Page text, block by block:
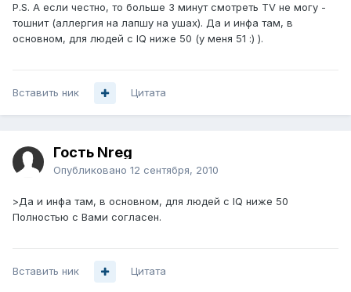
P.S. А если честно, то больше 3 минут смотреть TV не могу -
тошнит (аллергия на лапшу на ушах). Да и инфа там, в
основном, для людей с IQ ниже 50 (у меня 51 :) ).
Вставить ник Цитата
Гость Nreg
Опубликовано 12 сентября, 2010
>Да и инфа там, в основном, для людей с IQ ниже 50
Полностью с Вами согласен.
Вставить ник Цитата